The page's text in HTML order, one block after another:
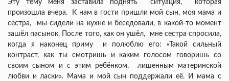
Эту тему меня заставила поднять ситуация, которая
произошла вчера. К нам в гости пришли мой сын, моя мама и
сестра, мы сидели на кухне и беседовали, в какой-то момент
зашёл пасынок. После того, как он ушёл, мне сестра спросила,
когда я наконец приму и полюблю его: «Такой сильный
контраст, как ты смотришь и каким голосом говоришь со
своим сыном и с этим ребёнком, лишенным материнской
любви и ласки». Мама и мой сын поддержали её. И мама с